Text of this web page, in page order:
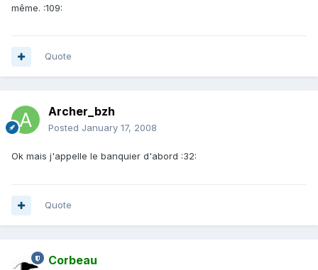
même. :109:
Quote
Archer_bzh
Posted January 17, 2008
Ok mais j'appelle le banquier d'abord :32:
Quote
Corbeau